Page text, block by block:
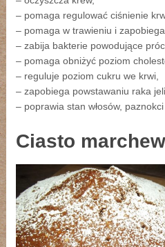
– pomaga regulować ciśnienie
– pomaga w trawieniu i zapobiega
– zabija bakterie powodujące
– pomaga obniżyć poziom
– reguluje poziom cukru we krwi,
– zapobiega powstawaniu raka
– poprawia stan włosów, paznokci
Ciasto